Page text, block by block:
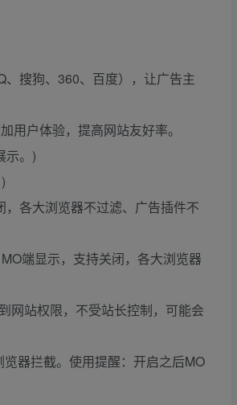
搜狗、360、百度），让广告主
用户体验，提高网站友好率。
示。)
各大浏览器不过滤、广告插件不
端显示，支持关闭，各大浏览器
网站权限，不受站长控制，可能会
器拦截。使用提醒：开启之后MO